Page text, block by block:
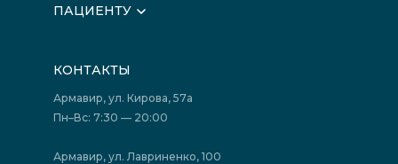
Вышестоящие организации
Лицензии
Фотогалерея
Политика конфиденциальности
Акции
ПАЦИЕНТУ
Подготовка к сдаче анализов
Акции
Отзывы
Государственные программы
КОНТАКТЫ
Армавир, ул. Кирова, 57а
Пн–Вс: 7:30 — 20:00
Армавир, ул. Лавриненко, 100